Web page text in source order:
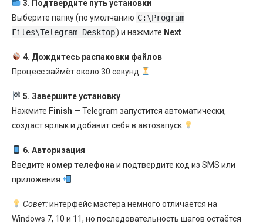
3. Подтвердите путь установки
Выберите папку (по умолчанию C:\Program
Files\Telegram Desktop) и нажмите Next
4. Дождитесь распаковки файлов
Процесс займёт около 30 секунд
5. Завершите установку
Нажмите Finish — Telegram запустится автоматически,
создаст ярлык и добавит себя в автозапуск
6. Авторизация
Введите номер телефона и подтвердите код из SMS или
приложения
Совет:интерфейс мастера немного отличается на
Windows 7, 10 и 11, но последовательность шагов остаётся